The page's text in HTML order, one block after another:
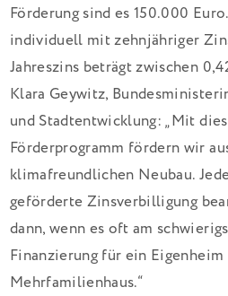
Förderung sind es 150.000
individuell mit zehnjähriger
Jahreszins beträgt zwischen
Klara Geywitz,
und Stadtentwicklung: „Mit
Förderprogramm fördern wir
klimafreundlichen Neubau.
geförderte Zinsverbilligung
dann, wenn es oft am
Finanzierung für ein
Mehrfamilienhaus.“